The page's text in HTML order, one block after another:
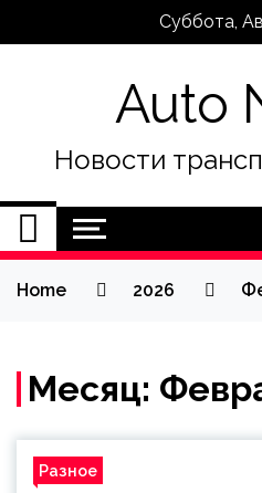
Суббота,
Auto
Новости
Home 2026
Месяц:
Разное